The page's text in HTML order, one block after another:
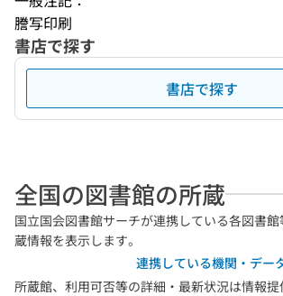
謄写印刷
書店で探す
書店で探す
全国の図書館の所蔵
国立国会図書館サーチが連携している各図書
蔵情報を表示します。
連携している機関・デー
所蔵館、利用可否等の詳細・最新状況は情報